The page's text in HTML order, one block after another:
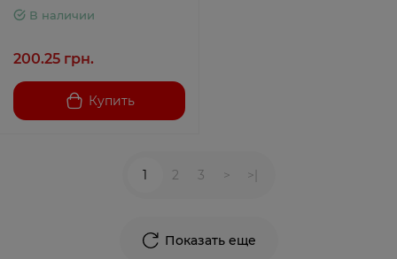
В наличии
200.25 грн.
Купить
Показать еще
1 2 3 > >|